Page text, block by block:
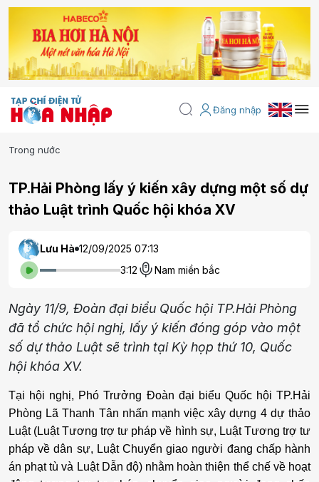
Đăng nhập
Trong nước
TP.Hải Phòng lấy ý kiến xây dựng một số dự
thảo Luật trình Quốc hội khóa XV
Lưu Hà 12/09/2025 07:13
3:12
Nam miền bắc
Ngày 11/9, Đoàn đại biểu Quốc hội TP.Hải Phòng
đã tổ chức hội nghị, lấy ý kiến đóng góp vào một
số dự thảo Luật sẽ trình tại Kỳ họp thứ 10, Quốc
hội khóa XV.
Tại hội nghị, Phó Trưởng Đoàn đại biểu Quốc hội TP.Hải
Phòng Lã Thanh Tân nhấn mạnh việc xây dựng 4 dự thảo
Luật (Luật Tương trợ tư pháp về hình sự, Luật Tương trợ tư
pháp về dân sự, Luật Chuyển giao người đang chấp hành
án phạt tù và Luật Dẫn độ) nhằm hoàn thiện thể chế về hoạt